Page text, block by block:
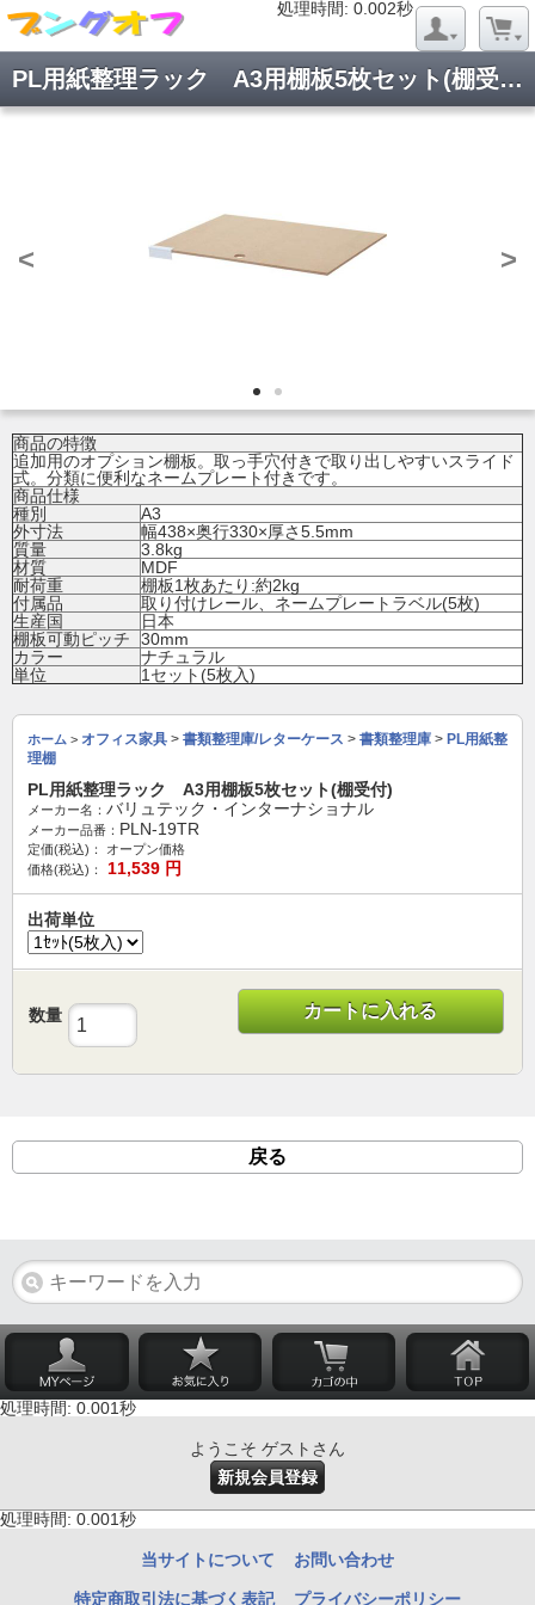
処理時間: 0.002秒
PL用紙整理ラック A3用棚板5枚セット(棚受付)
< >
商品の特徴
追加用のオプション棚板。取っ手穴付きで取り出しやすいスライド
式。分類に便利なネームプレート付きです。
商品仕様
種別
A3
外寸法
幅438×奥行330×厚さ5.5mm
質量
3.8kg
材質
MDF
耐荷重
棚板1枚あたり:約2kg
付属品
取り付けレール、ネームプレートラベル(5枚)
生産国
日本
棚板可動ピッチ
30mm
カラー
ナチュラル
単位
1セット(5枚入)
ホーム > オフィス家具 > 書類整理庫/レターケース > 書類整理庫 > PL用紙整
理棚
PL用紙整理ラック A3用棚板5枚セット(棚受付)
メーカー名： バリュテック・インターナショナル
メーカー品番： PLN-19TR
定価(税込)：
オープン価格
価格(税込)：
11,539 円
出荷単位
数量 カートに入れる
戻る
処理時間: 0.001秒
ようこそ ゲストさん
新規会員登録
処理時間: 0.001秒
当サイトについて お問い合わせ
特定商取引法に基づく表記 プライバシーポリシー
処理時間: 0.018秒